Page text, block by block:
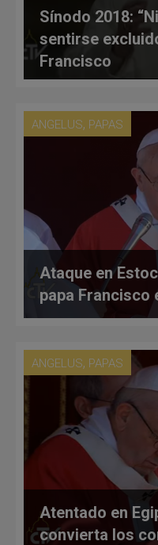
Sínodo 2018:
sentirse
Francisco
ANGELUS, PAPAS
Ataque en
papa Francisco
ANGELUS, PAPAS
Atentado en
convierta los